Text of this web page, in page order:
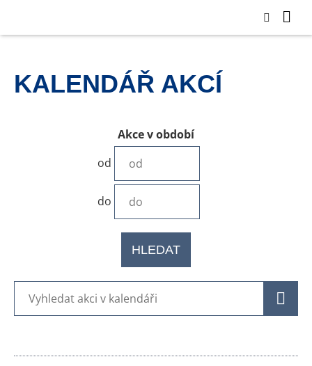
KALENDÁŘ AKCÍ
Akce v období
od
do
HLEDAT